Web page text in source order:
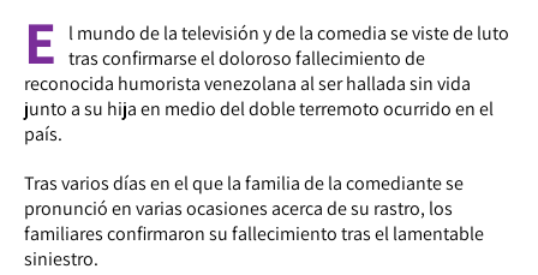
E
l mundo de la televisión y de la comedia se viste de luto
tras confirmarse el doloroso fallecimiento de
reconocida humorista venezolana al ser hallada sin vida
junto a su hija en medio del doble terremoto ocurrido en el
país.
Tras varios días en el que la familia de la comediante se
pronunció en varias ocasiones acerca de su rastro, los
familiares confirmaron su fallecimiento tras el lamentable
siniestro.